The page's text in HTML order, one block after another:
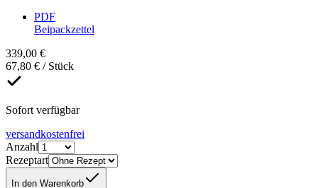
PDF
Beipackzettel
339,00 €
67,80 € / Stück
Sofort verfügbar
versandkostenfrei
Anzahl
Rezeptart
In den Warenkorb